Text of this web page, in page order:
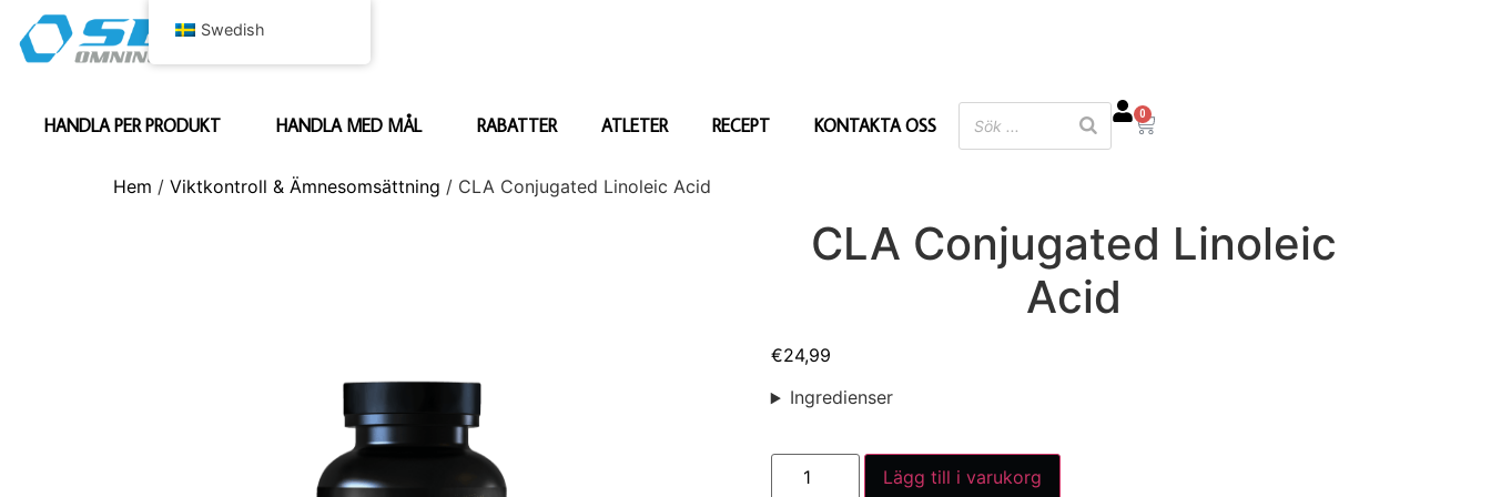
HANDLA PER PRODUKT HANDLA MED MÅL RABATTER ATLETER RECEPT KONTAKTA OSS
0
Hem / Viktkontroll & Ämnesomsättning / CLA Conjugated Linoleic Acid
CLA Conjugated Linoleic
Acid
€24,99
Ingredienser
Lägg till i varukorg
Swedish